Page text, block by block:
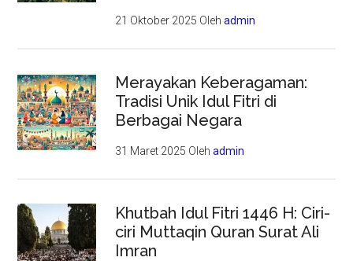
21 Oktober 2025 Olehadmin
Merayakan Keberagaman:
Tradisi Unik Idul Fitri di
Berbagai Negara
31 Maret 2025 Olehadmin
Khutbah Idul Fitri 1446 H: Ciri-
ciri Muttaqin Quran Surat Ali
Imran